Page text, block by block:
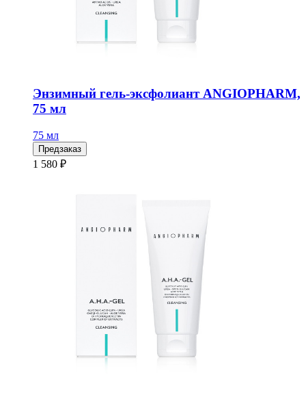
Энзимный гель-эксфолиант ANGIOPHARM,
75 мл
75 мл
Предзаказ
1 580 ₽